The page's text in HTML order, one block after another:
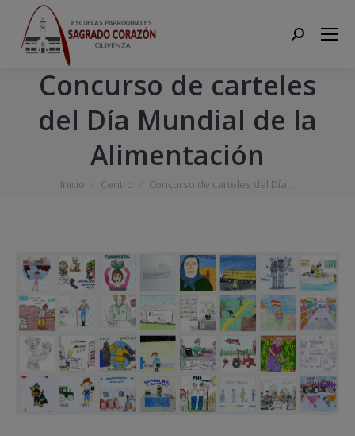
Search:
Concurso de carteles
del Día Mundial de la
Alimentación
Estás aquí:
Inicio Centro Concurso de carteles del Día…